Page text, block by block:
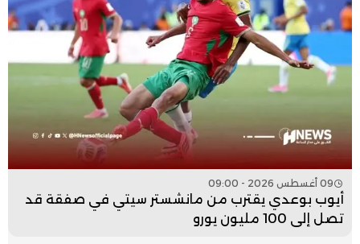
09 أغسطس 2026 - 09:00
أيوب بوعدي يقترب من مانشستر سيتي في صفقة قد
تصل إلى 100 مليون يورو